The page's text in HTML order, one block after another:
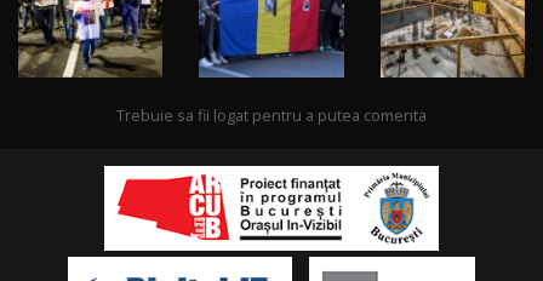
Trebuie sa fii logat pentru a putea comenta